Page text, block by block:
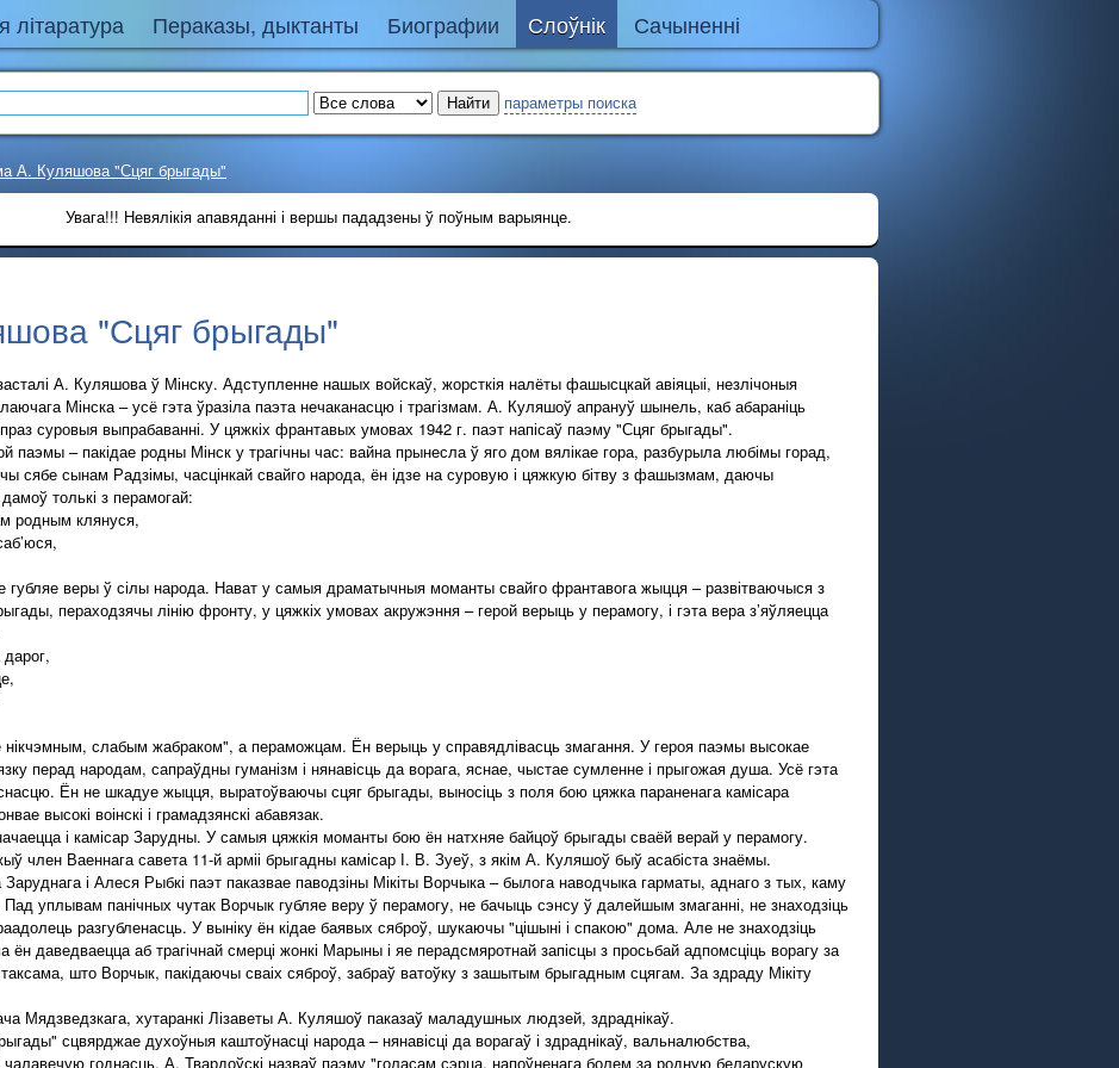
літаратура Пераказы, дыктанты Биографии Слоўнік Сачыненні
параметры поиска
А. Куляшова "Сцяг брыгады"
Увага!!! Невялікія апавяданні і вершы пададзены ў поўным варыянце.
"Сцяг брыгады"
А. Куляшова ў Мінску. Адступленне нашых войскаў, жорсткія налёты фашысцкай авіяцыі, незлічоныя
Мінска – усё гэта ўразіла паэта нечаканасцю і трагізмам. А. Куляшоў апрануў шынель, каб абараніць
суровыя выпрабаванні. У цяжкіх франтавых умовах 1942 г. паэт напісаў паэму "Сцяг брыгады".
паэмы – пакідае родны Мінск у трагічны час: вайна прынесла ў яго дом вялікае гора, разбурыла любімы горад,
сябе сынам Радзімы, часцінкай свайго народа, ён ідзе на суровую і цяжкую бітву з фашызмам, даючы
толькі з перамогай:
родным клянуся,
губляе веры ў сілы народа. Нават у самыя драматычныя моманты свайго франтавога жыцця – развітваючыся з
пераходзячы лінію фронту, у цяжкіх умовах акружэння – герой верыць у перамогу, і гэта вера з’яўляецца
слабым жабраком", а пераможцам. Ён верыць у справядлівасць змагання. У героя паэмы высокае
перад народам, сапраўдны гуманізм і нянавісць да ворага, яснае, чыстае сумленне і прыгожая душа. Усё гэта
Ён не шкадуе жыцця, выратоўваючы сцяг брыгады, выносіць з поля бою цяжка параненага камісара
высокі воінскі і грамадзянскі абавязак.
і камісар Зарудны. У самыя цяжкія моманты бою ён натхняе байцоў брыгады сваёй верай у перамогу.
член Ваеннага савета 11-й арміі брыгадны камісар І. В. Зуеў, з якім А. Куляшоў быў асабіста знаёмы.
і Алеся Рыбкі паэт паказвае паводзіны Мікіты Ворчыка – былога наводчыка гарматы, аднаго з тых, каму
уплывам панічных чутак Ворчык губляе веру ў перамогу, не бачыць сэнсу ў далейшым змаганні, не знаходзіць
разгубленасць. У выніку ён кідае баявых сяброў, шукаючы "цішыні і спакою" дома. Але не знаходзіць
ён даведваецца аб трагічнай смерці жонкі Марыны і яе перадсмяротнай запісцы з просьбай адпомсціць ворагу за
што Ворчык, пакідаючы сваіх сяброў, забраў ватоўку з зашытым брыгадным сцягам. За здраду Мікіту
Мядзведзкага, хутаранкі Лізаветы А. Куляшоў паказаў маладушных людзей, здраднікаў.
сцвярджае духоўныя каштоўнасці народа – нянавісці да ворагаў і здраднікаў, вальналюбства,
чалавечую годнасць. А. Твардоўскі назваў паэму "голасам сэрца, напоўненага болем за родную беларускую